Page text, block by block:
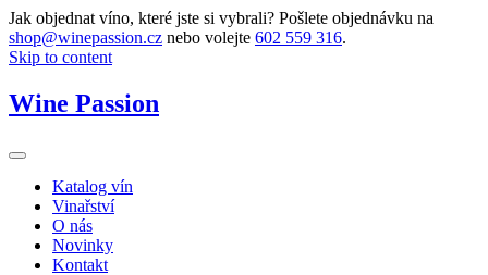
Jak objednat víno, které jste si vybrali? Pošlete objednávku na
shop@winepassion.cz nebo volejte 602 559 316.
Skip to content
Wine Passion
Katalog vín
Vinařství
O nás
Novinky
Kontakt